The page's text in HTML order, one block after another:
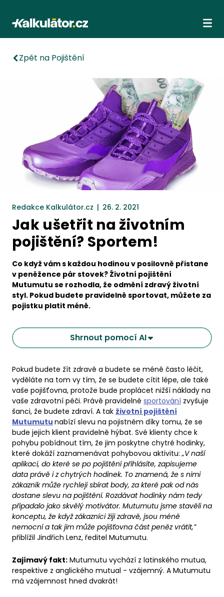
Kalkulátor.cz
Zpět na Pojištění
Redakce Kalkulátor.cz | 26. 2. 2021
Jak ušetřit na životním
pojištění? Sportem!
Co když vám s každou hodinou v posilovně přistane
v peněžence pár stovek? Životní pojištění
Mutumutu se rozhodla, že odmění zdravý životní
styl. Pokud budete pravidelně sportovat, můžete za
pojistku platit méně.
Shrnout pomocí AI
Pokud budete žít zdravě a budete se méně často léčit,
vyděláte na tom vy tím, že se budete cítit lépe, ale také
vaše pojišťovna, protože bude proplácet nižší náklady na
vaše zdravotní péči. Právě pravidelné sportování zvyšuje
šanci, že budete zdraví. A tak životní pojištění
Mutumutu nabízí slevu na pojistném díky tomu, že se
bude jejich klient pravidelně hýbat. Své klienty chce k
pohybu pobídnout tím, že jim poskytne chytré hodinky,
které dokáží zaznamenávat pohybovou aktivitu:„V naší
aplikaci, do které se po pojištění přihlásíte, zapisujeme
data právě i z chytrých hodinek. To znamená, že s nimi
zákazník může rychleji sbírat body, za které pak od nás
dostane slevu na pojištění. Rozdávat hodinky nám tedy
připadalo jako skvělý motivátor. Mutumutu jsme stavěli na
konceptu, že když zákazníci žiji zdravě, jsou méně
nemocní a tak jim může pojišťovna část peněz vrátit,”
přiblížil Jindřich Lenz, ředitel Mutumutu.
Zajímavý fakt: Mutumutu vychází z latinského mutua,
respektive z anglického mutual - vzájemný. A Mutumutu
má vzájemnost hned dvakrát!